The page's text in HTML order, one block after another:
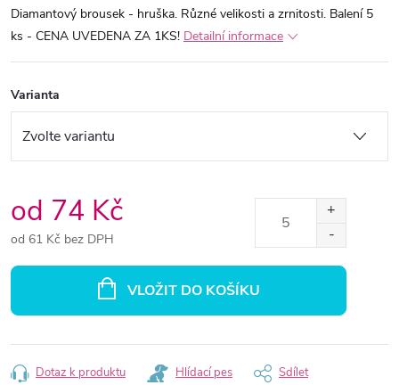
Diamantový brousek - hruška. Různé velikosti a zrnitosti. Balení 5
ks - CENA UVEDENA ZA 1KS! Detailní informace
Varianta
od 74 Kč
od 61 Kč bez DPH
VLOŽIT DO KOŠÍKU
Dotaz k produktu Hlídací pes Sdílet